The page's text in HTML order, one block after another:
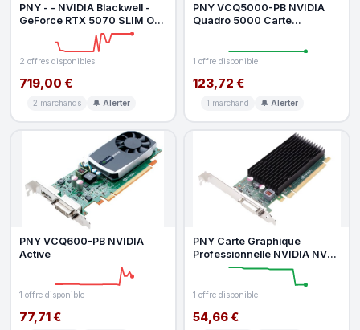
PNY - - NVIDIA Blackwell -
GeForce RTX 5070 SLIM OC
Dual Fan - 12 Go
2 offres disponibles
719,00 €
2 marchands 🔔 Alerter
PNY VCQ5000-PB NVIDIA
Quadro 5000 Carte
1 offre disponible
123,72 €
1 marchand 🔔 Alerter
PNY VCQ600-PB NVIDIA
Active
1 offre disponible
77,71 €
PNY Carte Graphique
Professionnelle NVIDIA NVS
300 512 Mo GDDR3 PCI
1 offre disponible
54,66 €